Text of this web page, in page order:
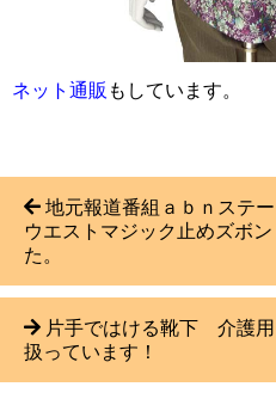
ネット通販 もしています。
地元報道番組ａｂｎステ
ウエストマジック止めズボ
た。
片手ではける靴下 介護
扱っています！